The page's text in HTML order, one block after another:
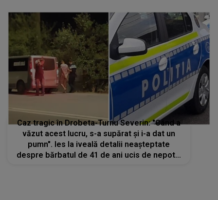
Caz tragic în Drobeta-Turnu Severin: "Când a
văzut acest lucru, s-a supărat și i-a dat un
pumn". Ies la iveală detalii neaşteptate
despre bărbatul de 41 de ani ucis de nepotul